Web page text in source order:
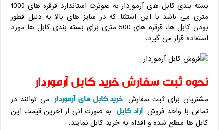
بسته بندی کابل های آرموردار به صوترت استاندارد قرقره های 1000
متری می باشد با این استثنا که در سایز های بالا به دلیل قطور
بودن کابل ها، قرقره های 500 متری برای بسته بندی کابل ها مورد
استفاده قرار می گیرد.
نحوه ثبت سفارش خرید کابل آرموردار
مشتریان برای ثبت سفارش خرید کابل های آرموردار می توانند در
تماس با واحد فروش آراد کابل به صورت انی از آخرین قیمت این
کابل ها مطلع شده و اقدام به خرید کابل نمایند.